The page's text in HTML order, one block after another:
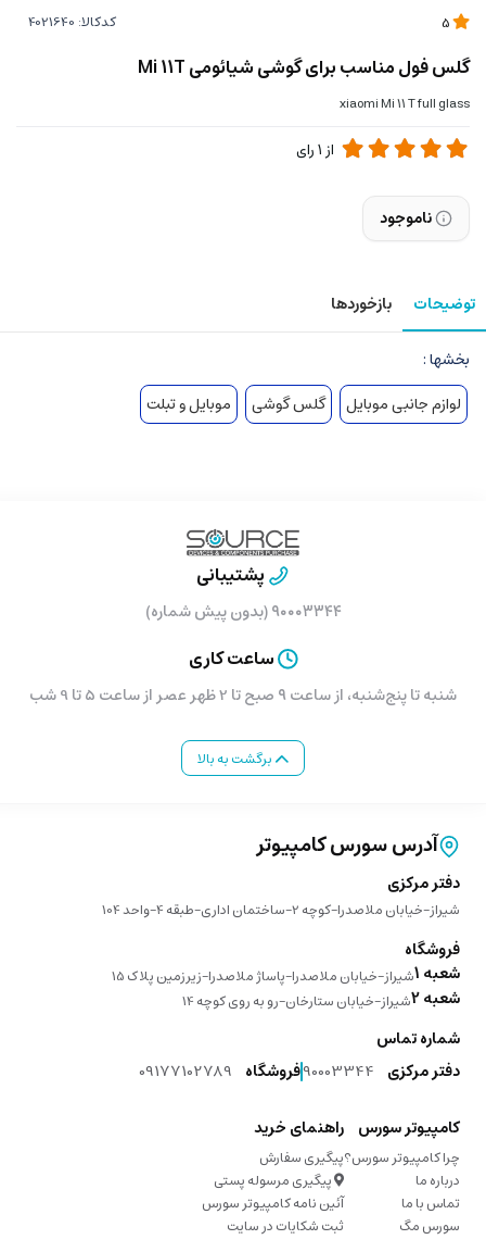
کدکالا:
گلس فول مناسب برای گوشی شیائومی Mi 11T
xiaomi Mi 11 T full glass
از 1رای
ناموجود
توضیحات بازخوردها
بخشها :
لوازم جانبی موبایل
گلس گوشی موبایل و تبلت
پشتیبانی
۹۰۰۰۳۳۴۴ (بدون پیش شماره)
ساعت کاری
شنبه تا پنج‌شنبه، از ساعت ۹ صبح تا 2 ظهر عصر از ساعت 5 تا 9 شب
برگشت به بالا
آدرس سورس کامپیوتر
دفتر مرکزی
شیراز-خیابان ملاصدرا-کوچه 2-ساختمان اداری-طبقه 4-واحد 104
فروشگاه
شعبه 1 شیراز-خیابان ملاصدرا-پاساژ ملاصدرا-زیرزمین پلاک 15
شعبه 2 شیراز-خیابان ستارخان-رو به روی کوچه 14
شماره تماس
دفتر مرکزی 90003344فروشگاه 09177102789
کامپیوتر سورس
چرا کامپیوتر سورس؟
درباره ما
تماس با ما
سورس مگ
راهنمای خرید
پیگیری سفارش
پیگیری مرسوله پستی
آئین نامه کامپیوتر سورس
ثبت شکایات در سایت